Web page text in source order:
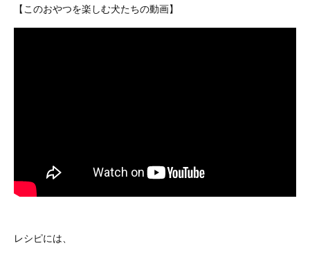
【このおやつを楽しむ犬たちの動画】
レシピには、